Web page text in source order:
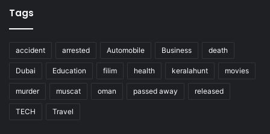
Tags
accident arrested Automobile Business death
Dubai Education filim health keralahunt movies
murder muscat oman passed away released
TECH Travel